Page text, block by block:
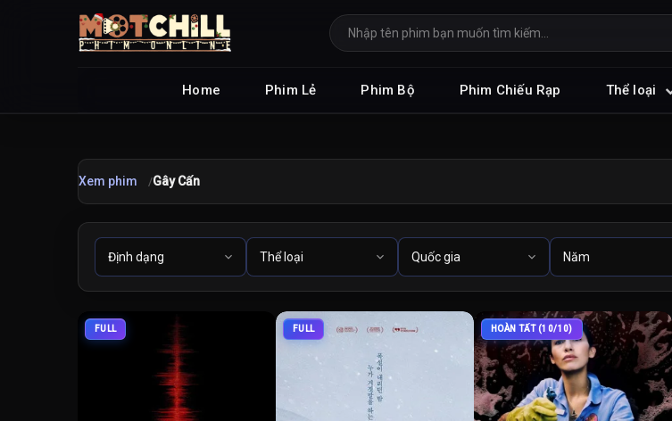
Home Phim Lẻ Phim Bộ Phim Chiếu Rạp Thể loại
Xem phim Gây Cấn
FULL FULL HOÀN TẤT (10/10)